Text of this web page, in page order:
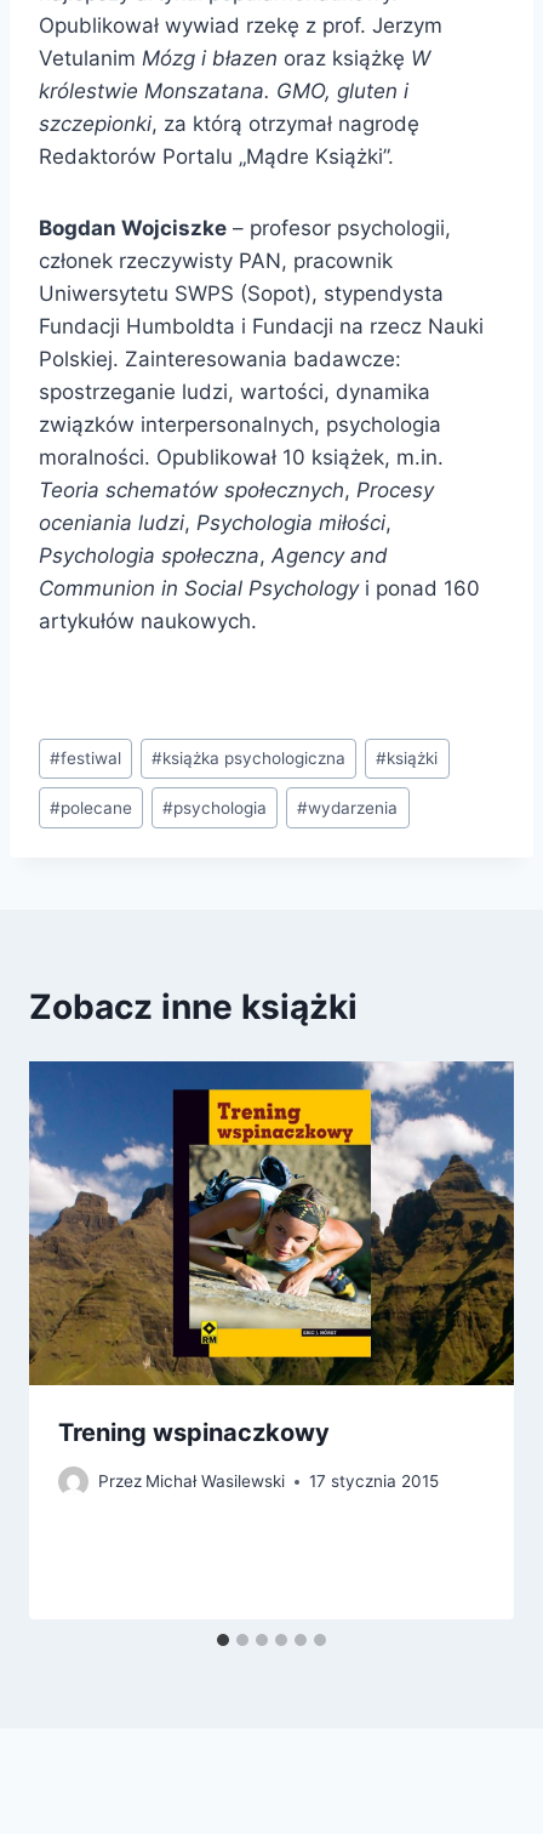
Opublikował wywiad rzekę z prof. Jerzym
Vetulanim Mózg i błazen oraz książkę W
królestwie Monszatana. GMO, gluten i
szczepionki, za którą otrzymał nagrodę
Redaktorów Portalu „Mądre Książki”.
Bogdan Wojciszke – profesor psychologii,
członek rzeczywisty PAN, pracownik
Uniwersytetu SWPS (Sopot), stypendysta
Fundacji Humboldta i Fundacji na rzecz Nauki
Polskiej. Zainteresowania badawcze:
spostrzeganie ludzi, wartości, dynamika
związków interpersonalnych, psychologia
moralności. Opublikował 10 książek, m.in.
Teoria schematów społecznych, Procesy
oceniania ludzi, Psychologia miłości,
Psychologia społeczna, Agency and
Communion in Social Psychologyi ponad 160
artykułów naukowych.
Tagi
wpisu:
#festiwal #książka psychologiczna #książki
#polecane #psychologia #wydarzenia
Zobacz inne książki
Trening wspinaczkowy
Przez Michał Wasilewski 17 stycznia 2015